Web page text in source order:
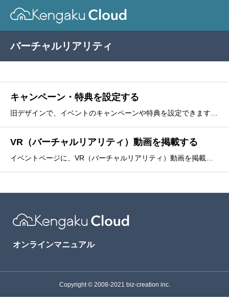
バーチャルリアリティ
キャンペーン・特典を設定する
VR（バーチャルリアリティ）動画を掲載する
オンラインマニュアル
Copyright © 2008-2021 biz-creation inc.